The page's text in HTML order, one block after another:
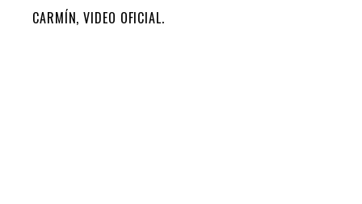
CARMÍN, VIDEO OFICIAL.